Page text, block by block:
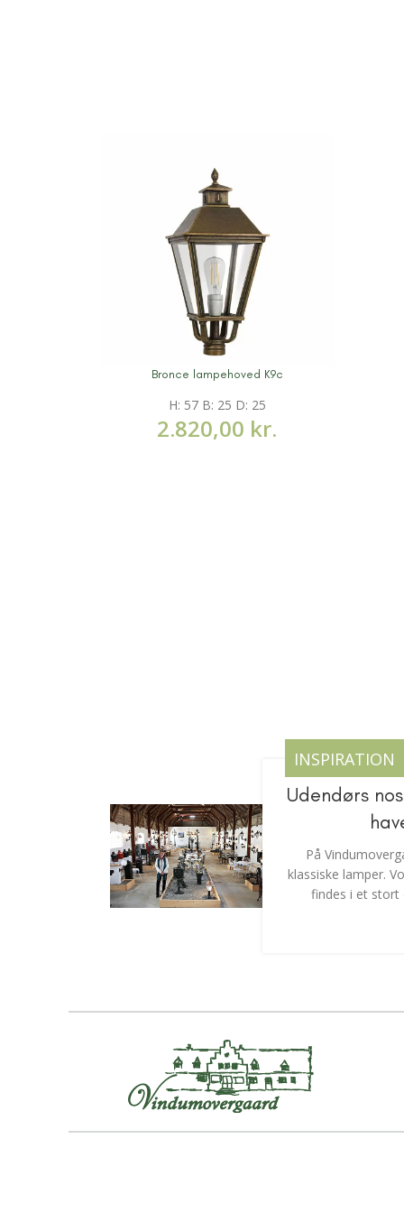
Bronce lampehoved K9c
H: 57 B: 25 D: 25
2.820,00 kr.
INSPIRATION
Udendørs
På
klassiske lamper.
findes i et stort